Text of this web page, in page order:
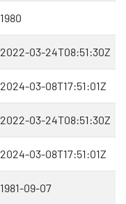
1980
2022-03-24T08:51:30Z
2024-03-08T17:51:01Z
2022-03-24T08:51:30Z
2024-03-08T17:51:01Z
1981-09-07